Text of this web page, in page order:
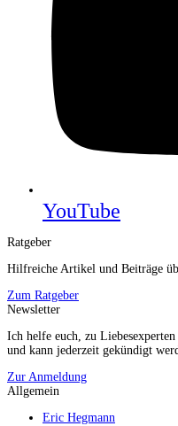
YouTube
Ratgeber
Hilfreiche Artikel und Beiträge
Zum Ratgeber
Newsletter
Ich helfe euch, zu
und kann jederzeit gekündigt
Zur Anmeldung
Allgemein
Eric Hegmann